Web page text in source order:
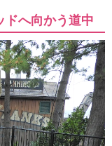
へ向かう道中